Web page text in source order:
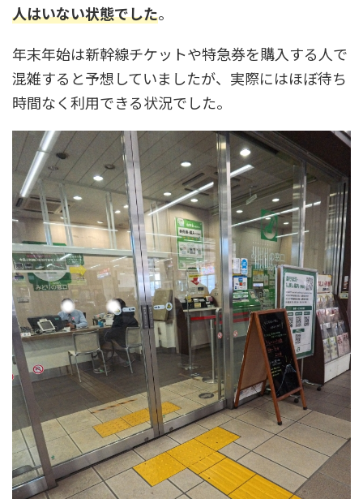
人はいない状態でした。
年末年始は新幹線チケットや特急券を購入する人で
混雑すると予想していましたが、実際にはほぼ待ち
時間なく利用できる状況でした。